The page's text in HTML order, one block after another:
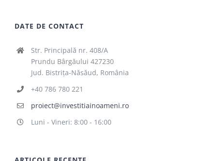
DATE DE CONTACT
Str. Principală nr. 408/A
Prundu Bârgăului 427230
Jud. Bistrița-Năsăud, România
+40 786 780 221
proiect@investitiainoameni.ro
Luni - Vineri: 8:00 - 16:00